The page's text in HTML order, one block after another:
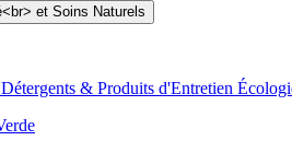
Détergents & Produits d'Entretien